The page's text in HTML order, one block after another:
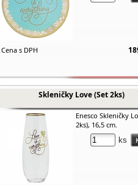
Cena s DPH
Skleničky Love (Set 2ks)
Enesco Skleničky
2ks), 16,5 cm.
ks